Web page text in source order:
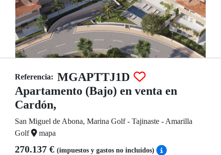
Referencia: MGAPTTJ1D
Apartamento (Bajo) en venta en
Cardón,
San Miguel de Abona, Marina Golf - Tajinaste - Amarilla
Golf
mapa
270.137 € (impuestos y gastos no incluídos)